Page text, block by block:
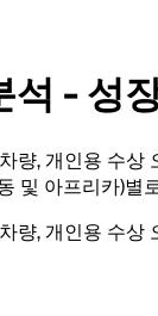
석 -
, 개인용 수
및 아프리카)
, 개인용 수